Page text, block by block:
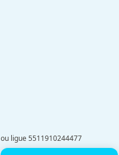
ou ligue 5511910244477